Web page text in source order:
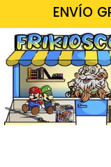
ENVÍO